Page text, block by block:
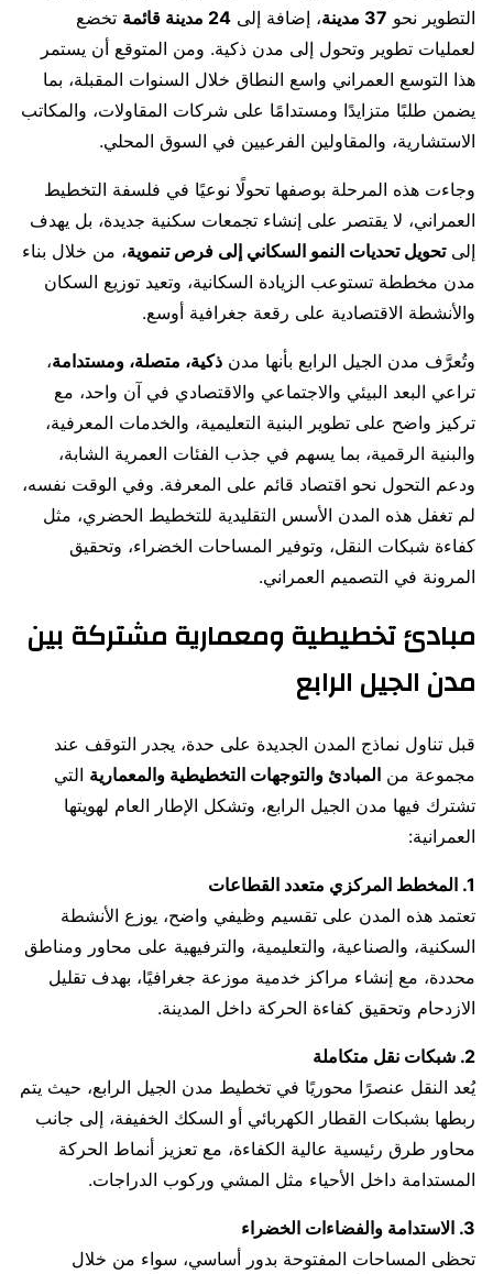
التطوير نحو 37 مدينة ، إضافة إلى 24 مدينة قائمة
تخضع
لعمليات تطوير وتحول إلى مدن ذكية. ومن المتوقع أن يستمر
هذا التوسع العمراني واسع النطاق خلال السنوات المقبلة، بما
يضمن طلبًا متزايدًا ومستدامًا على شركات المقاولات، والمكاتب
الاستشارية، والمقاولين الفرعيين في السوق المحلي.
وجاءت هذه المرحلة بوصفها تحولًا نوعيًا في فلسفة التخطيط
العمراني، لا يقتصر على إنشاء تجمعات سكنية جديدة، بل يهدف
إلىتحويل تحديات النمو السكاني إلى فرص تنموية، من خلال بناء
مدن مخططة تستوعب الزيادة السكانية، وتعيد توزيع السكان
والأنشطة الاقتصادية على رقعة جغرافية أوسع.
وتُعرَّف مدن الجيل الرابع بأنها مدن ذكية، متصلة، ومستدامة،
تراعي البعد البيئي والاجتماعي والاقتصادي في آن واحد، مع
تركيز واضح على تطوير البنية التعليمية، والخدمات المعرفية،
والبنية الرقمية، بما يسهم في جذب الفئات العمرية الشابة،
ودعم التحول نحو اقتصاد قائم على المعرفة. وفي الوقت نفسه،
لم تغفل هذه المدن الأسس التقليدية للتخطيط الحضري، مثل
كفاءة شبكات النقل، وتوفير المساحات الخضراء، وتحقيق
المرونة في التصميم العمراني.
مبادئ تخطيطية ومعمارية مشتركة بين
مدن الجيل الرابع
قبل تناول نماذج المدن الجديدة على حدة، يجدر التوقف عند
مجموعة من المبادئ والتوجهات التخطيطية والمعمارية التي
تشترك فيها مدن الجيل الرابع، وتشكل الإطار العام لهويتها
العمرانية:
1. المخطط المركزي متعدد القطاعات
تعتمد هذه المدن على تقسيم وظيفي واضح، يوزع الأنشطة
السكنية، والصناعية، والتعليمية، والترفيهية على محاور ومناطق
محددة، مع إنشاء مراكز خدمية موزعة جغرافيًا، بهدف تقليل
الازدحام وتحقيق كفاءة الحركة داخل المدينة.
2. شبكات نقل متكاملة
يُعد النقل عنصرًا محوريًا في تخطيط مدن الجيل الرابع، حيث يتم
ربطها بشبكات القطار الكهربائي أو السكك الخفيفة، إلى جانب
محاور طرق رئيسية عالية الكفاءة، مع تعزيز أنماط الحركة
المستدامة داخل الأحياء مثل المشي وركوب الدراجات.
3. الاستدامة والفضاءات الخضراء
تحظى المساحات المفتوحة بدور أساسي، سواء من خلال